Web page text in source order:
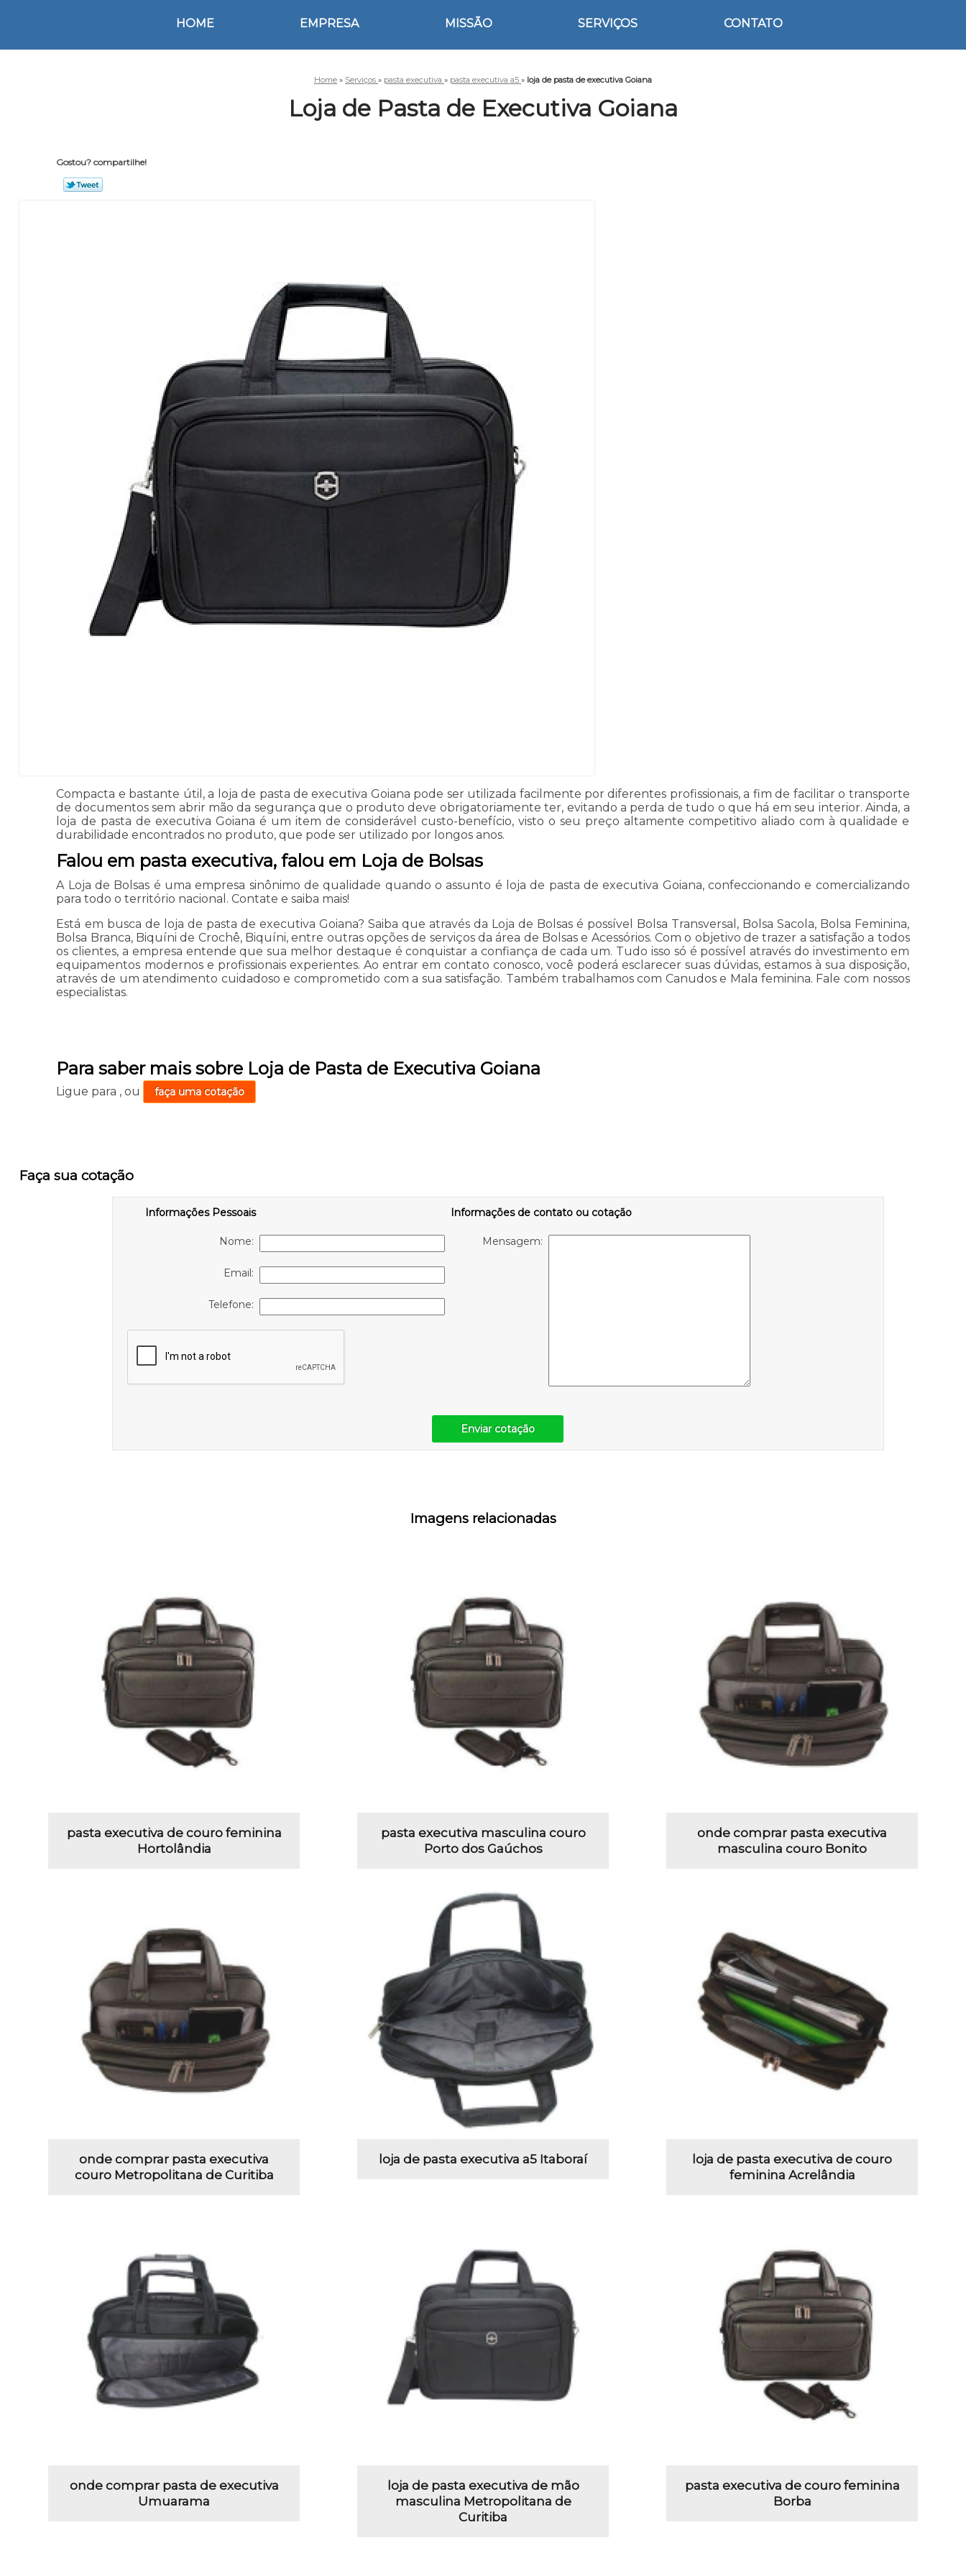
HOME EMPRESA MISSÃO SERVIÇOS CONTATO
Home » Serviços » pasta executiva » pasta executiva a5 » loja de pasta de executiva Goiana
Loja de Pasta de Executiva Goiana
Gostou? compartilhe!
Compacta e bastante útil, a loja de pasta de executiva Goiana pode ser utilizada facilmente por diferentes profissionais, a fim de facilitar o transporte
de documentos sem abrir mão da segurança que o produto deve obrigatoriamente ter, evitando a perda de tudo o que há em seu interior. Ainda, a
loja de pasta de executiva Goiana é um item de considerável custo-benefício, visto o seu preço altamente competitivo aliado com à qualidade e
durabilidade encontrados no produto, que pode ser utilizado por longos anos.
Falou em pasta executiva, falou em Loja de Bolsas
A Loja de Bolsas é uma empresa sinônimo de qualidade quando o assunto é loja de pasta de executiva Goiana, confeccionando e comercializando
para todo o território nacional. Contate e saiba mais!
Está em busca de loja de pasta de executiva Goiana? Saiba que através da Loja de Bolsas é possível Bolsa Transversal, Bolsa Sacola, Bolsa Feminina,
Bolsa Branca, Biquíni de Crochê, Biquíni, entre outras opções de serviços da área de Bolsas e Acessórios. Com o objetivo de trazer a satisfação a todos
os clientes, a empresa entende que sua melhor destaque é conquistar a confiança de cada um. Tudo isso só é possível através do investimento em
equipamentos modernos e profissionais experientes. Ao entrar em contato conosco, você poderá esclarecer suas dúvidas, estamos à sua disposição,
através de um atendimento cuidadoso e comprometido com a sua satisfação. Também trabalhamos com Canudos e Mala feminina. Fale com nossos
especialistas.
Para saber mais sobre Loja de Pasta de Executiva Goiana
Ligue para ,ou faça uma cotação
Faça sua cotação
Informações Pessoais
Nome:
Email:
Telefone:
Informações de contato ou cotação
Mensagem:
Enviar cotação
Imagens relacionadas
pasta executiva de couro feminina
Hortolândia
pasta executiva masculina couro
Porto dos Gaúchos
onde comprar pasta executiva
masculina couro Bonito
onde comprar pasta executiva
couro Metropolitana de Curitiba
loja de pasta executiva a5 Itaboraí
loja de pasta executiva de couro
feminina Acrelândia
onde comprar pasta de executiva
Umuarama
loja de pasta executiva de mão
masculina Metropolitana de
Curitiba
pasta executiva de couro feminina
Borba